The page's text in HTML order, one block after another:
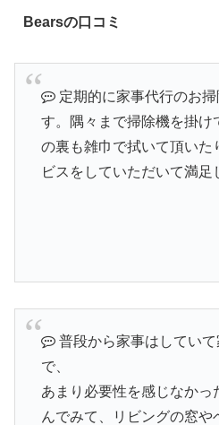
Bearsの口コミ
定期的に家事代行のお掃
す。隅々まで掃除機を掛け
の裏も雑巾で拭いて頂いた
ビスをしていただいて満足
普段から家事はしてい
で、
あまり必要性を感じなかっ
んでみて、リビングの窓